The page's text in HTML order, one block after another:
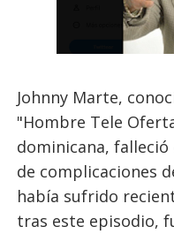
Johnny Marte,
"Hombre Tele
dominicana,
de complicaciones
había sufrido
tras este episodio,